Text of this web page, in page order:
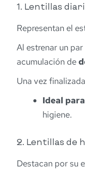
1. Lentillas
Representan el
Al estrenar un
acumulación de
Una vez
Ideal
higiene.
2. Lentillas de
Destacan por su